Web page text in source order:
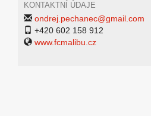
KONTAKTNÍ ÚDAJE
ondrej.pechanec@gmail.com
+420 602 158 912
www.fcmalibu.cz